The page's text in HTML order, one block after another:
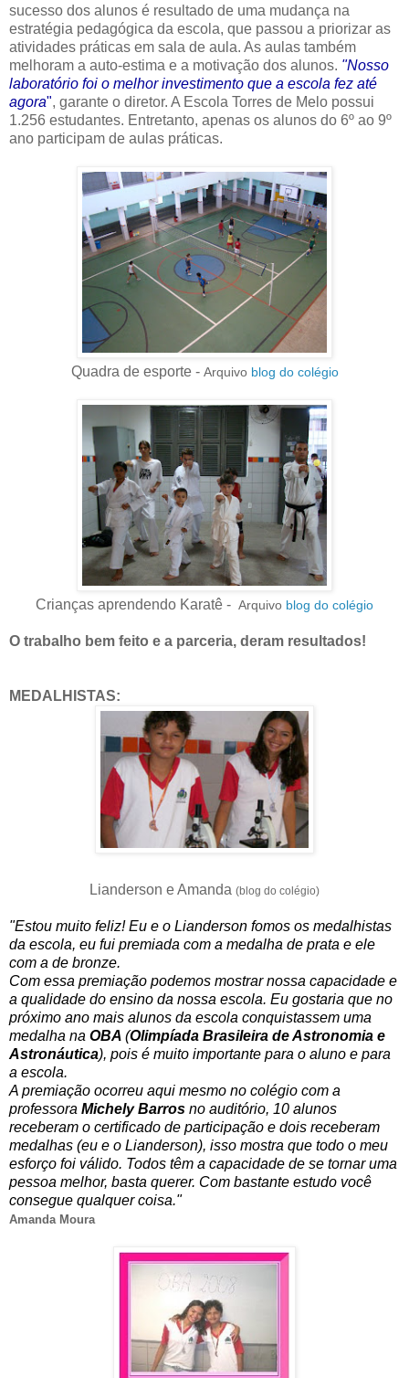
sucesso dos alunos é resultado de uma mudança na
estratégia pedagógica da escola, que passou a priorizar as
atividades práticas em sala de aula. As aulas também
melhoram a auto-estima e a motivação dos alunos. "Nosso
laboratório foi o melhor investimento que a escola fez até
agora", garante o diretor. A Escola Torres de Melo possui
1.256 estudantes. Entretanto, apenas os alunos do 6º ao 9º
ano participam de aulas práticas.
Quadra de esporte - Arquivoblog do colégio
Crianças aprendendo Karatê - Arquivo blog do colégio
O trabalho bem feito e a parceria, deram resultados!
MEDALHISTAS:
Lianderson e Amanda (blog do colégio)
"Estou muito feliz! Eu e o Lianderson fomos os medalhistas
da escola, eu fui premiada com a medalha de prata e ele
com a de bronze.
Com essa premiação podemos mostrar nossa capacidade e
a qualidade do ensino da nossa escola. Eu gostaria que no
próximo ano mais alunos da escola conquistassem uma
medalha na OBA (Olimpíada Brasileira de Astronomia e
Astronáutica), pois é muito importante para o aluno e para
a escola.
A premiação ocorreu aqui mesmo no colégio com a
professora Michely Barros no auditório, 10 alunos
receberam o certificado de participação e dois receberam
medalhas (eu e o Lianderson), isso mostra que todo o meu
esforço foi válido. Todos têm a capacidade de se tornar uma
pessoa melhor, basta querer. Com bastante estudo você
consegue qualquer coisa."
Amanda Moura